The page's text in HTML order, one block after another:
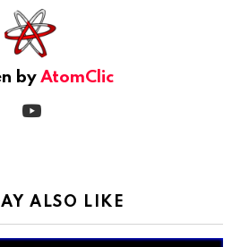
by AtomClic
ALSO LIKE